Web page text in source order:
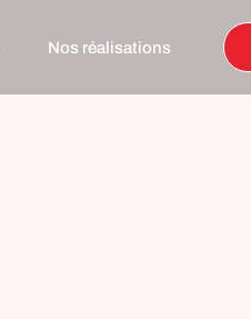
Nos réalisations